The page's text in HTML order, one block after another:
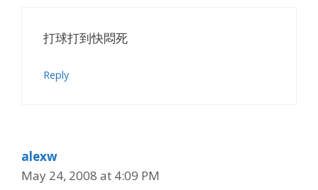
打球打到快悶死
Reply
alexw
May 24, 2008 at 4:09 PM